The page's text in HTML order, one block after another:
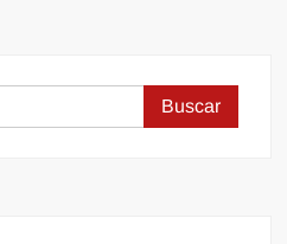
Buscar: